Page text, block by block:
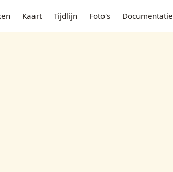
Kaart Tijdlijn Foto's Documentatie